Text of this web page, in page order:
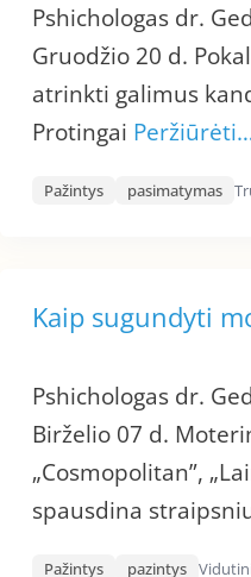
Pshichologas dr.
Gruodžio 20 d.
atrinkti galimus
Protingai
Pažintys pasimatymas
Kaip sugundyti
Pshichologas dr.
Birželio 07 d.
„Cosmopolitan”,
spausdina
Pažintys pazintys